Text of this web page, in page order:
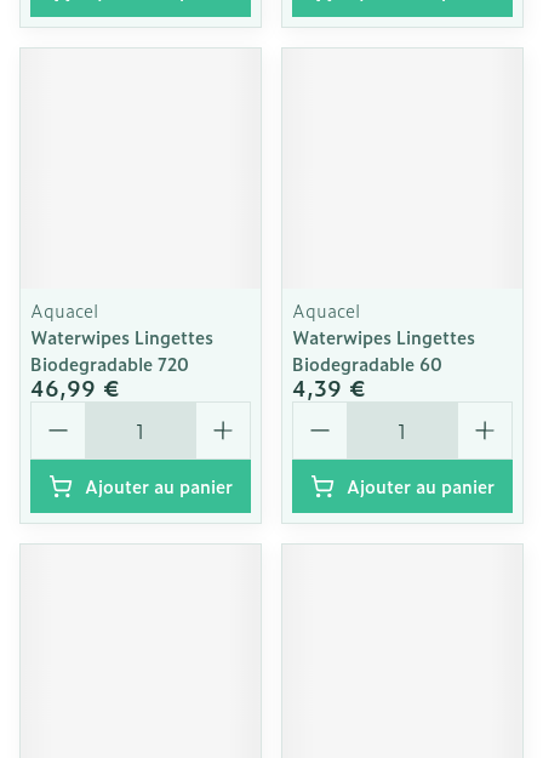
Aquacel
Waterwipes Lingettes
Biodegradable 720
46,99 €
Quantité
Ajouter au panier
Aquacel
Waterwipes Lingettes
Biodegradable 60
4,39 €
Quantité
Ajouter au panier